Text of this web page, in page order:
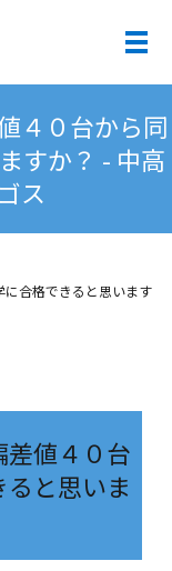
メ
４０台から同
すか？ - 中高
ス
合格できると思います
値４０台
と思いま